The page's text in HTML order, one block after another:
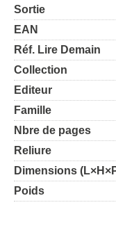
Sortie
EAN
Réf. Lire Demain
Collection
Editeur
Famille
Nbre de pages
Reliure
Dimensions
Poids